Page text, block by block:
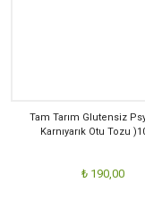
Tam Tarım Glutensiz
Karnıyarık Otu Tozu
₺ 190,00